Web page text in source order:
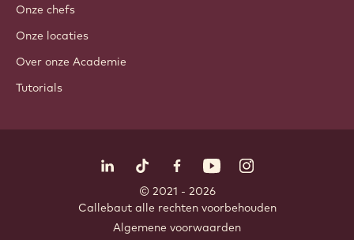
Onze chefs
Onze locaties
Over onze Academie
Tutorials
LinkedIn Opens in a new window.
TikTok Opens in a new window.
Facebook Opens in a new
YouTubeInstagram
© 2021 - 2026
Callebaut. alle rechten voorbehouden
Algemene voorwaarden